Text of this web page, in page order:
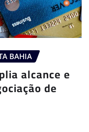
BAHIA
alcance e
de